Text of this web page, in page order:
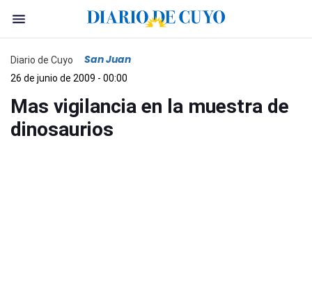
Diario de Cuyo San Juan
26 de junio de 2009 - 00:00
Mas vigilancia en la muestra de
dinosaurios